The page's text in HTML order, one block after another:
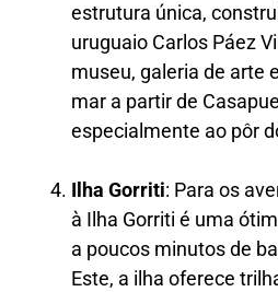
estrutura única,
uruguaio Carlos Páez
museu, galeria de arte
mar a partir de
especialmente ao pôr
Ilha Gorriti: Para os
à Ilha Gorriti é uma
a poucos minutos de
Este, a ilha oferece